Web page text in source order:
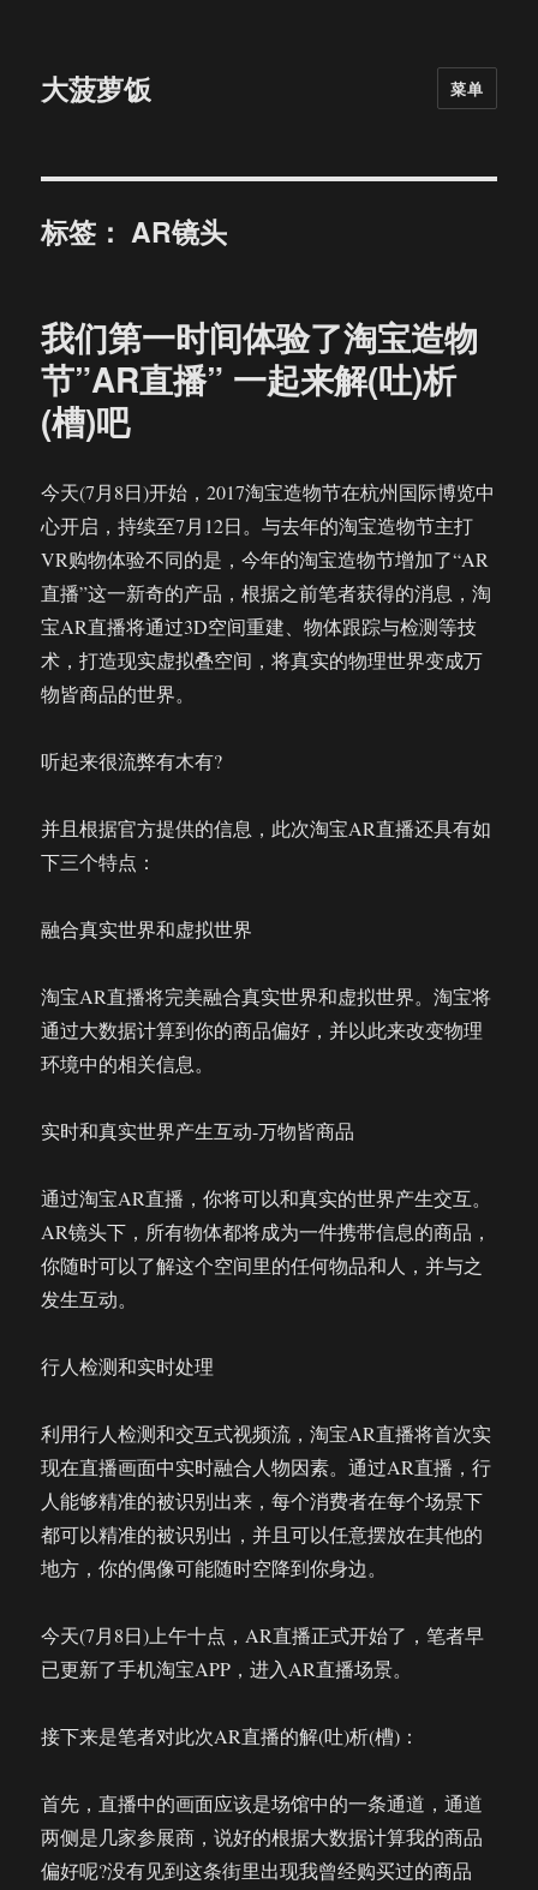
大菠萝饭 菜单
标签：AR镜头
我们第一时间体验了淘宝造物
节”AR直播” 一起来解(吐)析
(槽)吧
今天(7月8日)开始，2017淘宝造物节在杭州国际博览中
心开启，持续至7月12日。与去年的淘宝造物节主打
VR购物体验不同的是，今年的淘宝造物节增加了“AR
直播”这一新奇的产品，根据之前笔者获得的消息，淘
宝AR直播将通过3D空间重建、物体跟踪与检测等技
术，打造现实虚拟叠空间，将真实的物理世界变成万
物皆商品的世界。
听起来很流弊有木有?
并且根据官方提供的信息，此次淘宝AR直播还具有如
下三个特点：
融合真实世界和虚拟世界
淘宝AR直播将完美融合真实世界和虚拟世界。淘宝将
通过大数据计算到你的商品偏好，并以此来改变物理
环境中的相关信息。
实时和真实世界产生互动-万物皆商品
通过淘宝AR直播，你将可以和真实的世界产生交互。
AR镜头下，所有物体都将成为一件携带信息的商品，
你随时可以了解这个空间里的任何物品和人，并与之
发生互动。
行人检测和实时处理
利用行人检测和交互式视频流，淘宝AR直播将首次实
现在直播画面中实时融合人物因素。通过AR直播，行
人能够精准的被识别出来，每个消费者在每个场景下
都可以精准的被识别出，并且可以任意摆放在其他的
地方，你的偶像可能随时空降到你身边。
今天(7月8日)上午十点，AR直播正式开始了，笔者早
已更新了手机淘宝APP，进入AR直播场景。
接下来是笔者对此次AR直播的解(吐)析(槽)：
首先，直播中的画面应该是场馆中的一条通道，通道
两侧是几家参展商，说好的根据大数据计算我的商品
偏好呢?没有见到这条街里出现我曾经购买过的商品